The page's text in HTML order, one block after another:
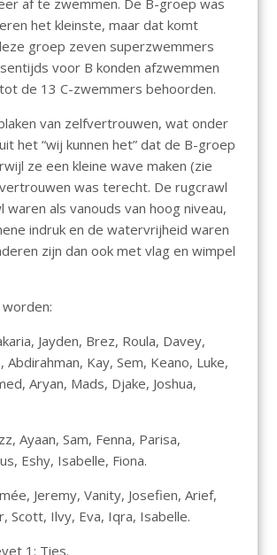
af te zwemmen. De B-groep was
het kleinste, maar dat komt
groep zeven superzwemmers
voor B konden afzwemmen
de 13 C-zwemmers behoorden.
van zelfvertrouwen, wat onder
het “wij kunnen het” dat de B-groep
ze een kleine wave maken (zie
was terecht. De rugcrawl
waren als vanouds van hoog niveau,
indruk en de watervrijheid waren
zijn dan ook met vlag en wimpel
Jayden, Brez, Roula, Davey,
Abdirahman, Kay, Sem, Keano, Luke,
Aryan, Mads, Djake, Joshua,
Ayaan, Sam, Fenna, Parisa,
Eshy, Isabelle, Fiona.
Jeremy, Vanity, Josefien, Arief,
Scott, Ilvy, Eva, Iqra, Isabelle.
1: Ties.